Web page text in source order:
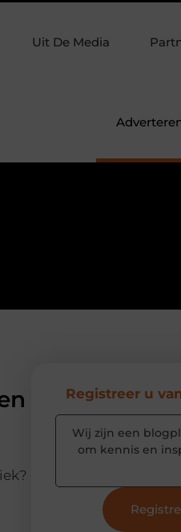
moment bijzonder
Uit De Media
Registreer u
Wij zijn een
om kennis en